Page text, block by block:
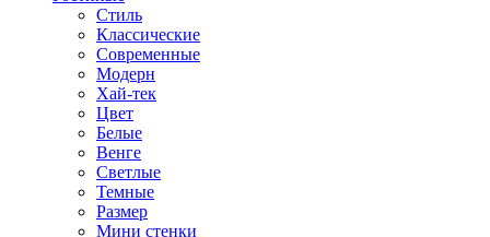
Стиль
Классические
Современные
Модерн
Хай-тек
Цвет
Белые
Венге
Светлые
Темные
Размер
Мини стенки